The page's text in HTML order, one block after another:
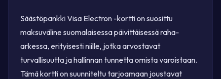
Säästöpankki Visa Electron -kortti on suosittu
maksuväline suomalaisessa päivittäisessä raha-
arkessa, erityisesti niille, jotka arvostavat
turvallisuutta ja hallinnan tunnetta omista varoistaan.
Tämä kortti on suunniteltu tarjoamaan joustavat